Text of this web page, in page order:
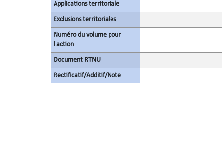
Applications territoriale
Exclusions territoriales
Numéro du volume pour
l'action
Document RTNU
Rectificatif/Additif/Note